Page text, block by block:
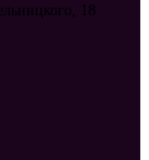
18